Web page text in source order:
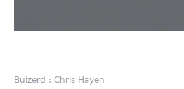
Buizerd : Chris Hayen